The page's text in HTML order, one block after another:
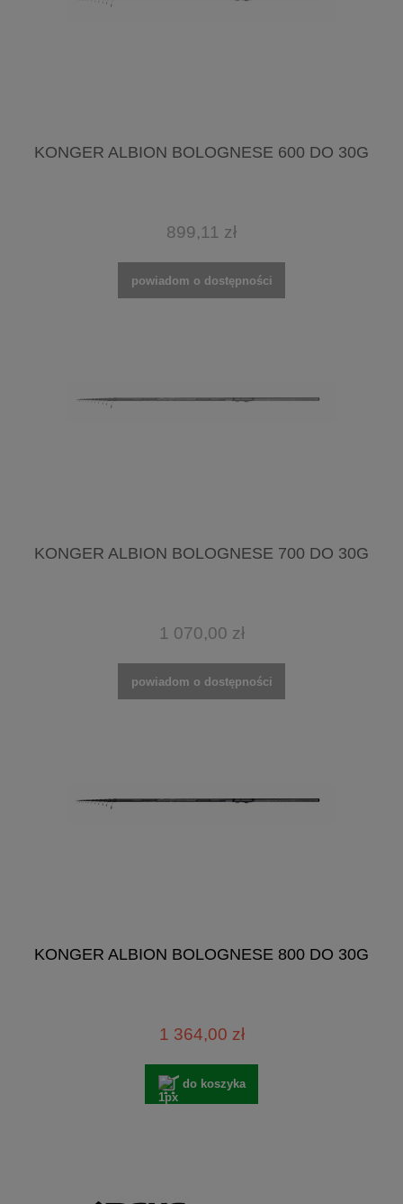
KONGER ALBION BOLOGNESE 600 DO 30G
899,11 zł
powiadom o dostępności
KONGER ALBION BOLOGNESE 700 DO 30G
1 070,00 zł
powiadom o dostępności
KONGER ALBION BOLOGNESE 800 DO 30G
1 364,00 zł
do koszyka